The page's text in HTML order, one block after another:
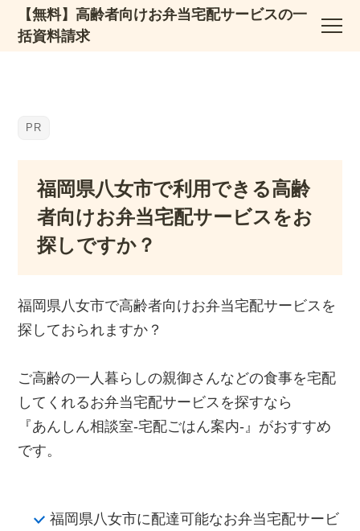
【無料】高齢者向けお弁当宅配サービスの一
括資料請求
福岡県八女市で利用できる高齢
者向けお弁当宅配サービスをお
探しですか？
福岡県八女市で高齢者向けお弁当宅配サービスを
探しておられますか？
ご高齢の一人暮らしの親御さんなどの食事を宅配
してくれるお弁当宅配サービスを探すなら
『あんしん相談室‐宅配ごはん案内‐』がおすすめ
です。
福岡県八女市に配達可能なお弁当宅配サービ